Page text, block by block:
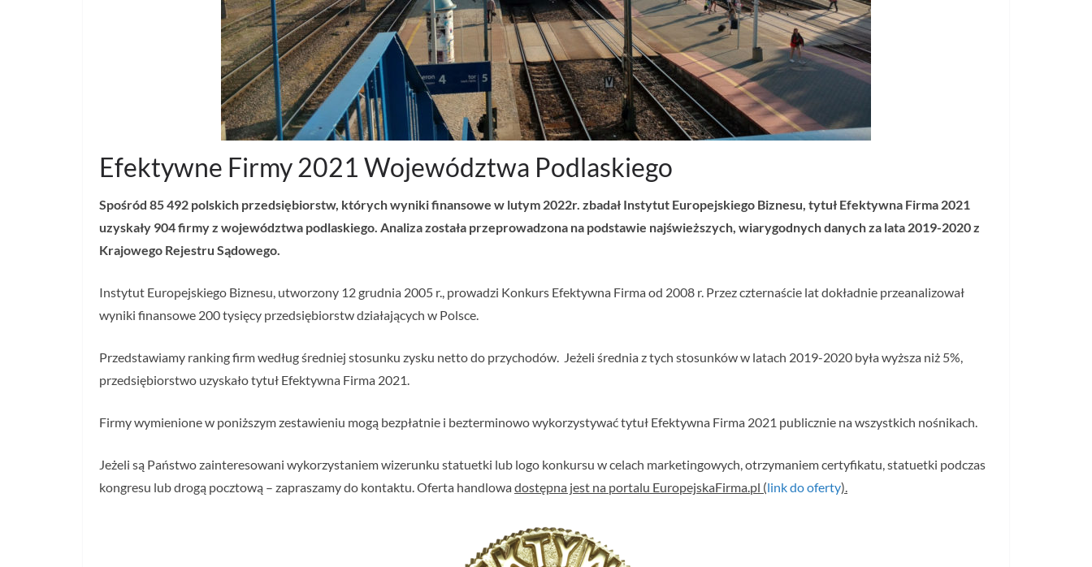
Efektywne Firmy 2021 Województwa Podlaskiego
Spośród 85 492 polskich przedsiębiorstw, których wyniki finansowe w lutym 2022r. zbadał Instytut Europejskiego Biznesu, tytuł Efektywna Firma 2021
uzyskały 904 firmy z województwa podlaskiego. Analiza została przeprowadzona na podstawie najświeższych, wiarygodnych danych za lata 2019-2020 z
Krajowego Rejestru Sądowego.
Instytut Europejskiego Biznesu, utworzony 12 grudnia 2005 r., prowadzi Konkurs Efektywna Firma od 2008 r. Przez czternaście lat dokładnie przeanalizował
wyniki finansowe 200 tysięcy przedsiębiorstw działających w Polsce.
Przedstawiamy ranking firm według średniej stosunku zysku netto do przychodów. Jeżeli średnia z tych stosunków w latach 2019-2020 była wyższa niż 5%,
przedsiębiorstwo uzyskało tytuł Efektywna Firma 2021.
Firmy wymienione w poniższym zestawieniu mogą bezpłatnie i bezterminowo wykorzystywać tytuł Efektywna Firma 2021 publicznie na wszystkich nośnikach.
Jeżeli są Państwo zainteresowani wykorzystaniem wizerunku statuetki lub logo konkursu w celach marketingowych, otrzymaniem certyfikatu, statuetki podczas
kongresu lub drogą pocztową – zapraszamy do kontaktu. Oferta handlowadostępna jest na portalu EuropejskaFirma.pl (link do oferty).